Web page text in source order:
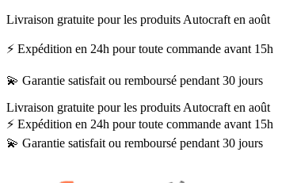
Livraison gratuite pour les produits Autocraft en août
⚡ Expédition en 24h pour toute commande avant 15h
💫 Garantie satisfait ou remboursé pendant 30 jours
Livraison gratuite pour les produits Autocraft en août
⚡ Expédition en 24h pour toute commande avant 15h
💫 Garantie satisfait ou remboursé pendant 30 jours